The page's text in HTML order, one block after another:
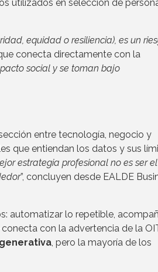
utilizados en selección de
equidad o resiliencia), es un
conecta directamente con la
social y se toman bajo
entre tecnología, negocio y
que entiendan los datos y sus
estrategia profesional no es ser
”, concluyen desde EALDE
automatizar lo repetible,
con la advertencia de la
, pero la mayoría de los